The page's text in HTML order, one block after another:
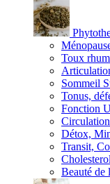
Toux
Sommeil
Tonus,
Fonction
Détox,
Transit,
Cholesterol
Beauté de